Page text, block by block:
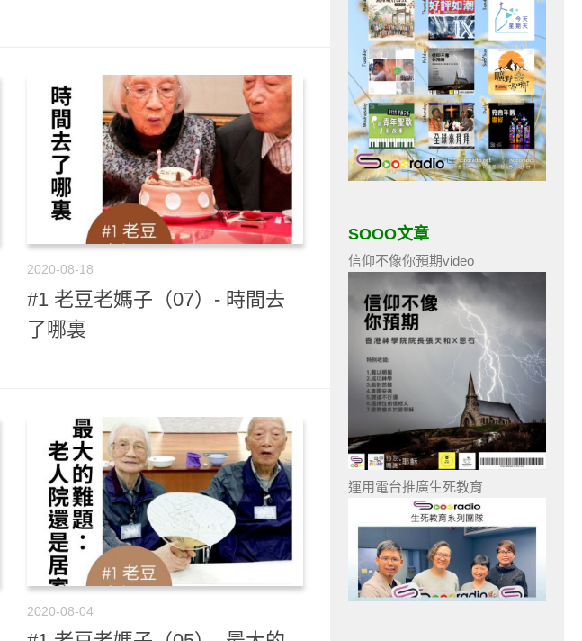
2020-08-18
#1 老豆老媽子（07）- 時間去
了哪裏
2020-08-04
SOOO文章
信仰不像你預期video
運用電台推廣生死教育